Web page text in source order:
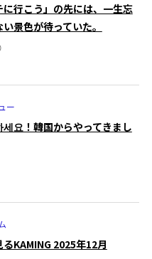
に行こう」の先には、一生忘
景色が待っていた。
ー
세요！韓国からやってきまし
KAMING 2025年12月